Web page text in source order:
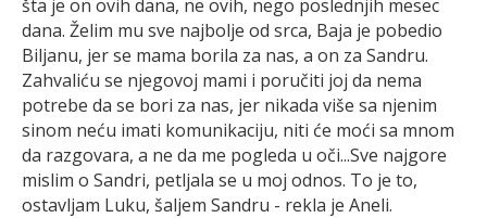
šta je on ovih dana, ne ovih, nego poslednjih mesec
dana. Želim mu sve najbolje od srca, Baja je pobedio
Biljanu, jer se mama borila za nas, a on za Sandru.
Zahvaliću se njegovoj mami i poručiti joj da nema
potrebe da se bori za nas, jer nikada više sa njenim
sinom neću imati komunikaciju, niti će moći sa mnom
da razgovara, a ne da me pogleda u oči...Sve najgore
mislim o Sandri, petljala se u moj odnos. To je to,
ostavljam Luku, šaljem Sandru - rekla je Aneli.